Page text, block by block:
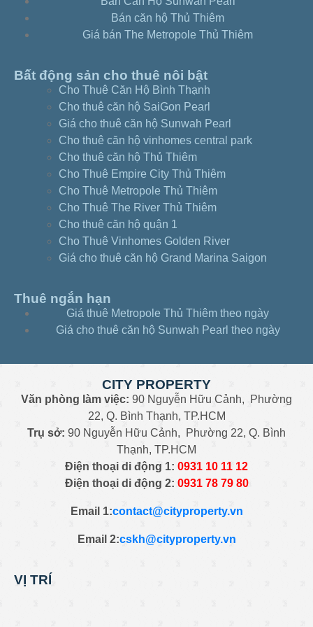
Căn hộ Sunwah 2pn-full nt view sông Sài Gòn
– 3b425085
3b416045
Căn hộ Sunwah 2pn-full nt tầng thấp view hồ
bơi – 3b409025
Căn hộ Sunwah Pearl 3pn – full nội thất view
sông – d4528094
Căn hộ Sunwah 3pn-tầng thấp view
Landmark81 – 3c411015
Căn hộ Sunwah 3pn-tầng cao view sông nội
thất đẹp – 3c440085
Căn hộ Sunwah 3pn-full nội thất view Quận 1-
3b424095
Căn hộ Sunwah 2pn-view toàn TPHCM tầng
Căn hộ Sunwah 2pn -căn góc view sông SG –
e4233014
Căn hộ Sunwah 1pn-view toàn sông tầng cao –
Căn hộ Sunwah 1pn – Sunwah Pearl full nội
thất – e4215044
Căn hộ Sunwah 1pn-full nội thất – 3a430095
Căn hộ Sunwah Pearl 2pn -view Q1 full nội thất
– d2225074
Căn hộ Sunwah Pearl 2pn – view đẹp nhất
Sunwah – s4224074
Căn hộ Sunwah Pearl 1pn – view thoáng full nội
Căn hộ Sunwah 2pn-full nội thất giá tốt –
Căn hộ Sunwah 1pn-tầng cao view thoáng –
Căn hộ Sunwah Pearl 2pn full nội thất –
Bán căn hộ Thủ Thiêm
Giá bán The Metropole Thủ Thiêm
Bất động sản cho thuê nôi bật
Cho Thuê Căn Hộ Bình Thạnh
Cho thuê căn hộ SaiGon Pearl
Giá cho thuê căn hộ Sunwah Pearl
Cho thuê căn hộ vinhomes central park
Cho thuê căn hộ Thủ Thiêm
Cho Thuê Empire City Thủ Thiêm
Cho Thuê Metropole Thủ Thiêm
Cho Thuê The River Thủ Thiêm
Cho thuê căn hộ quận 1
Cho Thuê Vinhomes Golden River
Giá cho thuê căn hộ Grand Marina Saigon
Thuê ngắn hạn
Giá thuê Metropole Thủ Thiêm theo ngày
Giá cho thuê căn hộ Sunwah Pearl theo ngày
CITY PROPERTY
Văn phòng làm việc: 90 Nguyễn Hữu Cảnh, Phường
22, Q. Bình Thạnh, TP.HCM
Trụ sở: 90 Nguyễn Hữu Cảnh, Phường 22, Q. Bình
Thạnh, TP.HCM
Điện thoại di động 1: 0931 10 11 12
Điện thoại di động 2: 0931 78 79 80
Email 1:contact@cityproperty.vn
Email 2:cskh@cityproperty.vn
VỊ TRÍ